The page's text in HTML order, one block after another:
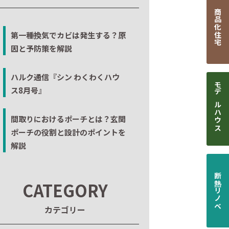
第一種換気でカビは発生する？原
因と予防策を解説
ハルク通信『シン わくわくハウ
ス8月号』
間取りにおけるポーチとは？玄関
ポーチの役割と設計のポイントを
解説
CATEGORY
カテゴリー
商品化住宅
モデルハウス
断熱リノベ